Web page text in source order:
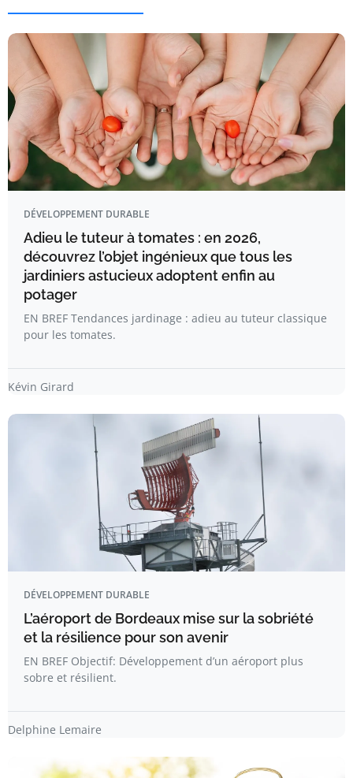
DÉVELOPPEMENT DURABLE
Adieu le tuteur à tomates : en 2026,
découvrez l’objet ingénieux que tous les
jardiniers astucieux adoptent enfin au
potager
EN BREF Tendances jardinage : adieu au tuteur classique
pour les tomates.
Kévin Girard
DÉVELOPPEMENT DURABLE
L’aéroport de Bordeaux mise sur la sobriété
et la résilience pour son avenir
EN BREF Objectif: Développement d’un aéroport plus
sobre et résilient.
Delphine Lemaire